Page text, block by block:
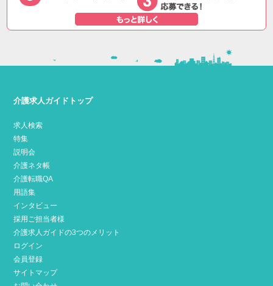
介護求人ガイドトップ
求人検索
特集
説明会
介護ネタ帳
介護転職QA
用語集
インタビュー
採用ご担当者様
介護求人ガイドの3つのメリット
ログイン
会員登録
サイトマップ